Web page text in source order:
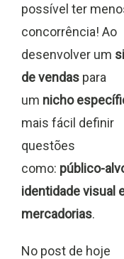
possível ter
concorrência! Ao
desenvolver um
de vendas para
um nicho
mais fácil definir
questões
como: público-
identidade visual
mercadorias.
No post de hoje